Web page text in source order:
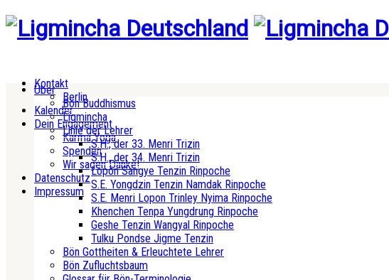
Kontakt
Berlin
Kalender
Dein Engagement
Karma Yoga
Spenden
Wir sagen Danke!
Datenschutz
Impressum
Über
Bön Buddhismus
Ligmincha
Linie der Lehrer
S.H., der 33. Menri Trizin
S.H., der 34. Menri Trizin
Lopön Sangye Tenzin Rinpoche
S.E. Yongdzin Tenzin Namdak Rinpoche
S.E. Menri Lopon Trinley Nyima Rinpoche
Khenchen Tenpa Yungdrung Rinpoche
Geshe Tenzin Wangyal Rinpoche
Tulku Pondse Jigme Tenzin
Bön Gottheiten & Erleuchtete Lehrer
Bön Zufluchtsbaum